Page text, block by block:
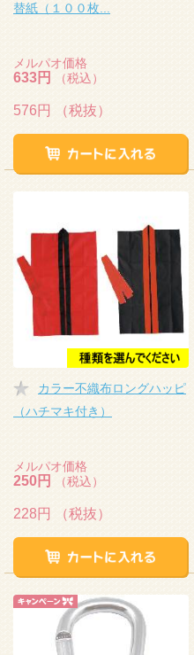
替紙（１００枚...
メルパオ価格
633円 （税込）
576円 （税抜）
カラー不織布ロングハッピ
（ハチマキ付き）
メルパオ価格
250円 （税込）
228円 （税抜）